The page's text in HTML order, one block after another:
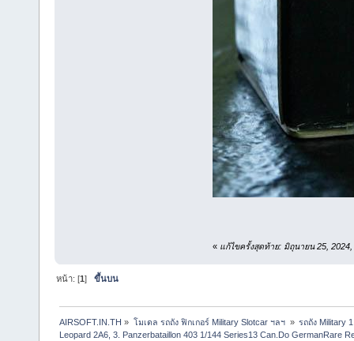
« แก้ไขครั้งสุดท้าย: มิถุนายน 25,
หน้า: [1]ขึ้นบน
AIRSOFT.IN.TH » โมเดล รถถัง ฟิกเกอร์ Military Slotcar ฯลฯ » รถถัง​ Military
Leopard 2A6, 3. Panzerbataillon 403 1/144 Series13 Can.Do GermanRare